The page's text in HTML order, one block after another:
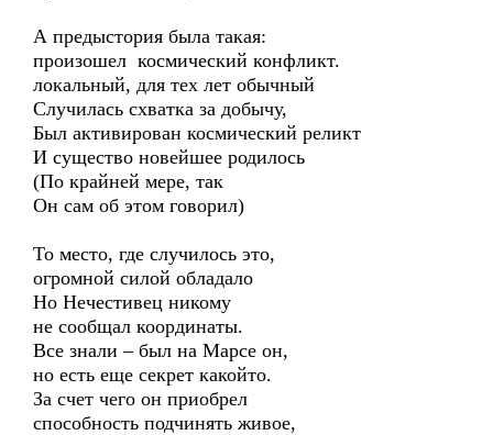
А предыстория была такая:
произошел космический конфликт.
локальный, для тех лет обычный
Случилась схватка за добычу,
Был активирован космический реликт
И существо новейшее родилось
(По крайней мере, так
Он сам об этом говорил)
То место, где случилось это,
огромной силой обладало
Но Нечестивец никому
не сообщал координаты.
Все знали – был на Марсе он,
но есть еще секрет какойто.
За счет чего он приобрел
способность подчинять живое,